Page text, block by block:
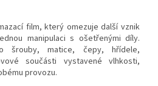
film, který omezuje další vznik
manipulaci s ošetřenými díly.
šrouby, matice, čepy, hřídele,
součásti vystavené vlhkosti,
provozu.